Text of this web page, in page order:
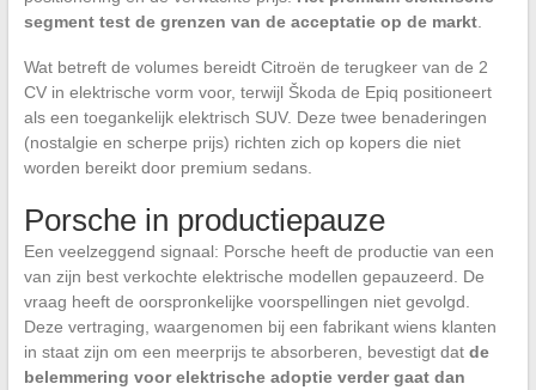
segment test de grenzen van de acceptatie op de markt.
Wat betreft de volumes bereidt Citroën de terugkeer van de 2
CV in elektrische vorm voor, terwijl Škoda de Epiq positioneert
als een toegankelijk elektrisch SUV. Deze twee benaderingen
(nostalgie en scherpe prijs) richten zich op kopers die niet
worden bereikt door premium sedans.
Porsche in productiepauze
Een veelzeggend signaal: Porsche heeft de productie van een
van zijn best verkochte elektrische modellen gepauzeerd. De
vraag heeft de oorspronkelijke voorspellingen niet gevolgd.
Deze vertraging, waargenomen bij een fabrikant wiens klanten
in staat zijn om een meerprijs te absorberen, bevestigt dat de
belemmering voor elektrische adoptie verder gaat dan